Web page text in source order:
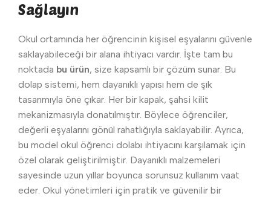
Sağlayın
Okul ortamında her öğrencinin kişisel eşyalarını güvenle
saklayabileceği bir alana ihtiyacı vardır. İşte tam bu
noktada bu ürün, size kapsamlı bir çözüm sunar. Bu
dolap sistemi, hem dayanıklı yapısı hem de şık
tasarımıyla öne çıkar. Her bir kapak, şahsi kilit
mekanizmasıyla donatılmıştır. Böylece öğrenciler,
değerli eşyalarını gönül rahatlığıyla saklayabilir. Ayrıca,
bu model okul öğrenci dolabı ihtiyacını karşılamak için
özel olarak geliştirilmiştir. Dayanıklı malzemeleri
sayesinde uzun yıllar boyunca sorunsuz kullanım vaat
eder. Okul yönetimleri için pratik ve güvenilir bir